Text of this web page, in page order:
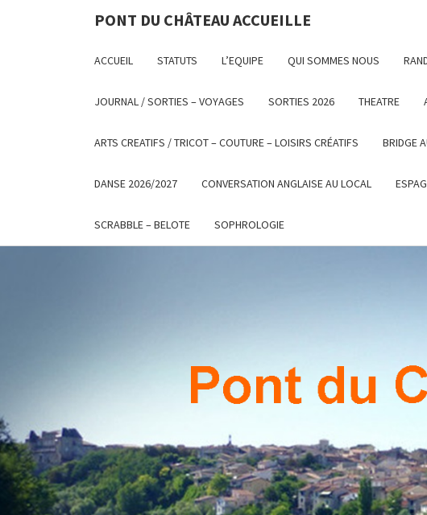
PONT DU CHÂTEAU ACCUEILLE
ACCUEIL STATUTS L’EQUIPE QUI SOMMES NOUS
JOURNAL / SORTIES – VOYAGES SORTIES 2026 THEATRE
ARTS CREATIFS / TRICOT – COUTURE – LOISIRS CRÉATIFS BRIDGE
DANSE 2026/2027 CONVERSATION ANGLAISE AU LOCAL
SCRABBLE – BELOTE SOPHROLOGIE